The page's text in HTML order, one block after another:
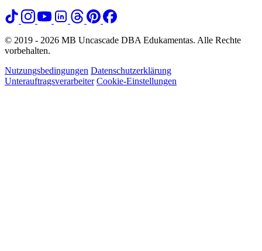
© 2019 - 2026 MB Uncascade DBA Edukamentas. Alle Rechte
vorbehalten.
Nutzungsbedingungen Datenschutzerklärung
Unterauftragsverarbeiter Cookie-Einstellungen